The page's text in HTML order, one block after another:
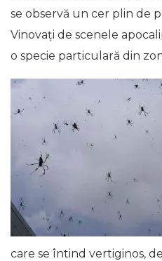
se observă un cer plin de
Vinovați de scenele
o specie particulară din
care se întind vertiginos,